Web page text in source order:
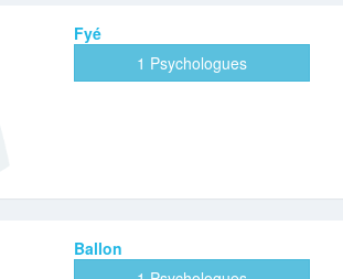
Fyé
1 Psychologues
Ballon